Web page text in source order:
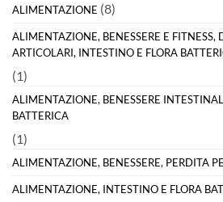
ALIMENTAZIONE (8)
ALIMENTAZIONE, BENESSERE E FITNESS,
ARTICOLARI, INTESTINO E FLORA
(1)
ALIMENTAZIONE, BENESSERE
BATTERICA
(1)
ALIMENTAZIONE, BENESSERE, PERDITA
ALIMENTAZIONE, INTESTINO E FLORA